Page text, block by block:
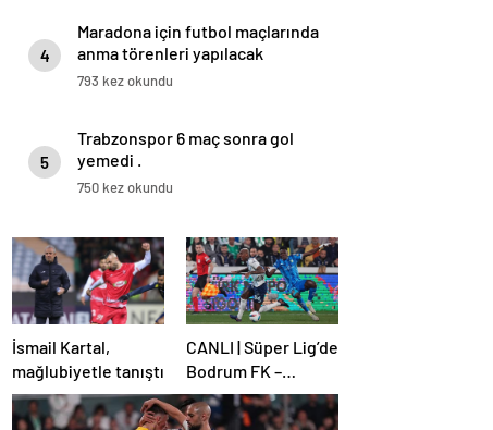
4
Maradona için futbol maçlarında
anma törenleri yapılacak
793 kez okundu
5
Trabzonspor 6 maç sonra gol
yemedi .
750 kez okundu
İsmail Kartal,
mağlubiyetle tanıştı
CANLI | Süper Lig’de
Bodrum FK –
Fenerbahçe maçı!